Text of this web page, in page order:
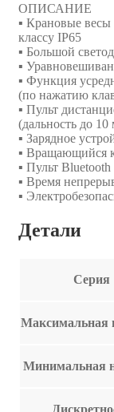
ОПИСАНИЕ
▪ Крановые
классу IP65
▪ Большой
▪
▪ Функция
(по нажатию
▪ Пульт
(дальность до 10
▪ Зарядное
▪ Вращающийся
▪ Пульт Bluetooth
▪ Время
▪
Детали
Серия
Максимальная
Минимальная